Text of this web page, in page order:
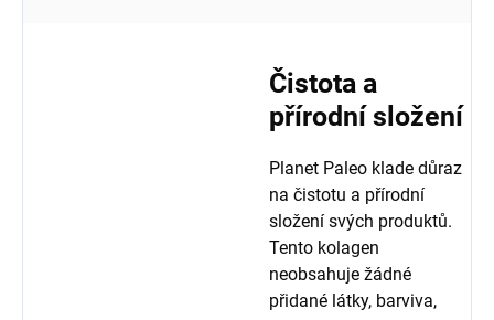
Čistota a
přírodní složení
Planet Paleo klade důraz
na čistotu a přírodní
složení svých produktů.
Tento kolagen
neobsahuje žádné
přidané látky, barviva,